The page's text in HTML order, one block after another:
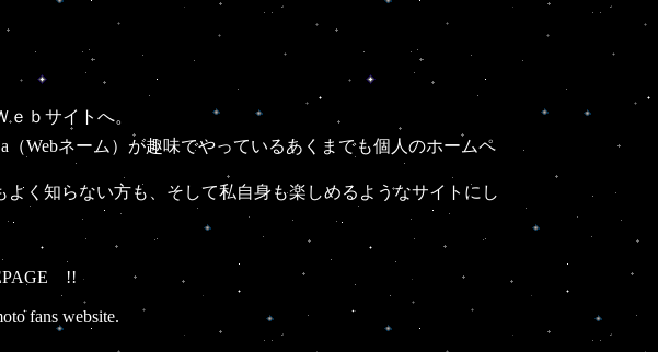
ｂサイトへ。
Webネーム）が趣味でやっているあくまでも個人のホームペ
く知らない方も、そして私自身も楽しめるようなサイトにし
!!
fans website.